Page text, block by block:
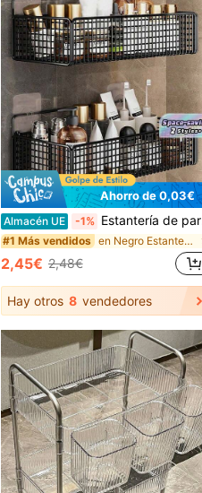
Ahorro de 0,03€
Almacén UE -1% Estantería de pared ahorradora de espacio, organizador colgante sin taladrar para baños y cocinas libres de desorden
#1 Más vendidos en Negro Estantes y estanterías de almacenamiento
2,45€ 2,48€
Hay otros 8 vendedores